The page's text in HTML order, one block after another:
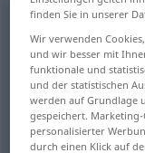
Übersicht aller
(Für mehr Details die
hypnotize,
finden Sie in unserer
Wir verwenden
und wir besser mit
funktionale und
und der statistischen
werden auf Grundlage
gespeichert.
personalisierter
durch einen Klick auf